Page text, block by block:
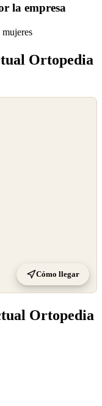
la empresa
Ortopedia
Cómo llegar
Ortopedia